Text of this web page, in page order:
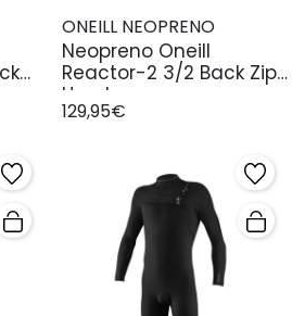
ONEILL NEOPRENO
Neopreno Oneill
Reactor-2 3/2 Back Zip
Hombre
129,95€